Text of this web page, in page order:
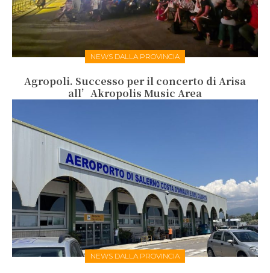
NEWS DALLA PROVINCIA
Agropoli. Successo per il concerto di Arisa
all’Akropolis Music Area
NEWS DALLA PROVINCIA